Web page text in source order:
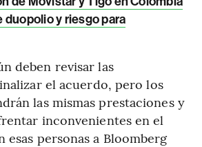
duopolio y riesgo para
deben revisar las
el acuerdo, pero los
las mismas prestaciones y
inconvenientes en el
personas a Bloomberg